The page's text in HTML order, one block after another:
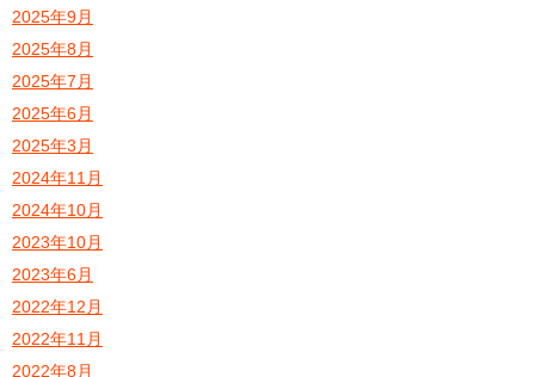
2025年9月
2025年8月
2025年7月
2025年6月
2025年3月
2024年11月
2024年10月
2023年10月
2023年6月
2022年12月
2022年11月
2022年8月